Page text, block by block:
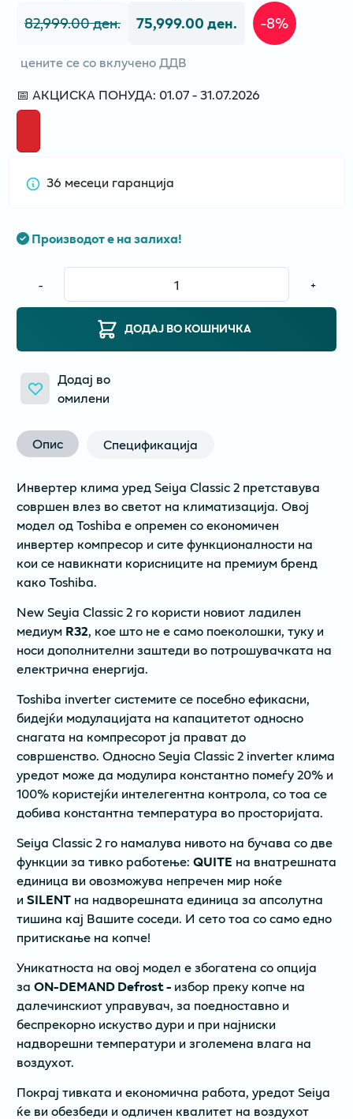
82,999.00 ден. 75,999.00 ден. -8%
цените се со вклучено ДДВ
📅 АКЦИСКА ПОНУДА: 01.07 - 31.07.2026
36 месеци гаранција
Производот е на залиха!
- +
ДОДАЈ ВО КОШНИЧКА
Додај во
омилени
Опис Спецификација
Инвертер клима уред Seiya Classic 2 претставува
совршен влез во светот на климатизацијa. Овој
модел од Toshiba е опремен со економичен
инвертер компресор и сите функционалности на
кои се навикнати корисниците на премиум бренд
како Toshiba.
New Seyia Classic 2 го користи новиот ладилен
медиум R32, кое што не е само поеколошки, туку и
носи дополнителни заштеди во потрошувачката на
електрична енергија.
Toshiba inverter системите се посебно ефикасни,
бидејќи модулацијата на капацитетот односно
снагата на компресорот ја прават до
совршенство. Односно Seyia Classic 2 inverter клима
уредот може да модулира константно помеѓу 20% и
100% користејќи интелегентна контрола, со тоа се
добива константна температура во просторијата.
Seiya Classic 2 го намалува нивото на бучава со две
функции за тивко работење: QUITE на внатрешната
единица ви овозможува непречен мир ноќе
и SILENT на надворешната единица за апсолутна
тишина кај Вашите соседи. И сето тоа со само едно
притискање на копче!
Уникатноста на овој модел е збогатена со опција
за ON-DEMAND Defrost - избор преку копче на
далечинскиот управувач, за поедноставно и
беспрекорно искуство дури и при најниски
надворешни температури и зголемена влага на
воздухот.
Покрај тивката и економична работа, уредот Seiya
ќе ви обезбеди и одличен квалитет на воздухот